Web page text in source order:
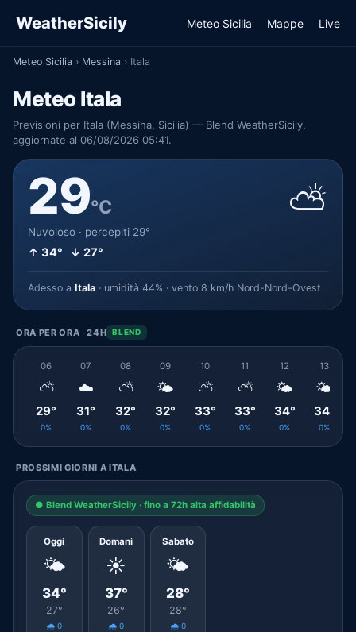
WeatherSicily Meteo Sicilia Mappe Live
Meteo Sicilia › Messina › Itala
Meteo Itala
Previsioni per Itala (Messina, Sicilia) — Blend WeatherSicily,
aggiornate al 06/08/2026 05:41.
29°C
Nuvoloso · percepiti 29°
↑ 34° ↓ 27°
⛅
Adesso a Itala · umidità 44% · vento 8 km/h Nord-Nord-Ovest
ORA PER ORA · 24H BLEND
06
⛅
29°
0%
07
☁️
31°
0%
08
⛅
32°
0%
09
🌤️
32°
0%
10
⛅
33°
0%
11
⛅
33°
0%
12
🌤️
34°
0%
13
🌤️
34°
0%
PROSSIMI GIORNI A ITALA
● Blend WeatherSicily · fino a 72h alta affidabilità
Oggi
🌤️
34°
27°
🌧️ 0
Domani
☀️
37°
26°
🌧️ 0
Sabato
🌤️
28°
28°
🌧️ 0